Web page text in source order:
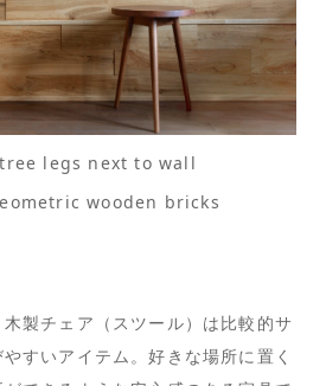
legs next to wall
wooden bricks
製チェア（スツール）は比較的サ
すいアイテム。好きな場所に置く